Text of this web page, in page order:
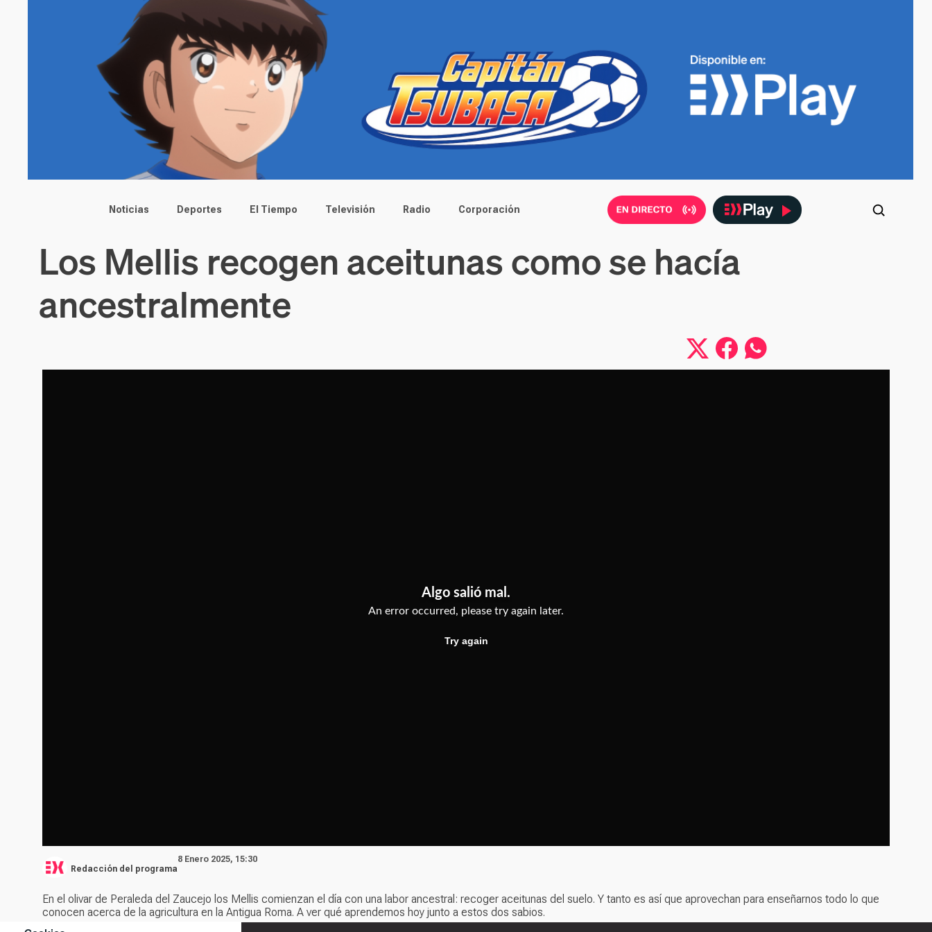
Main menu
Noticias Deportes El Tiempo Televisión Radio Corporación
Los Mellis recogen aceitunas como se hacía
ancestralmente
Redacción del programa
8 Enero 2025, 15:30
En el olivar de Peraleda del Zaucejo los Mellis comienzan el día con una labor ancestral: recoger aceitunas del suelo. Y tanto es así que aprovechan para enseñarnos todo lo que
conocen acerca de la agricultura en la Antigua Roma. A ver qué aprendemos hoy junto a estos dos sabios.